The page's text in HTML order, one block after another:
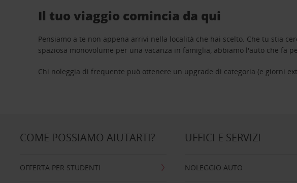
Il tuo viaggio comincia da qui
Pensiamo a te non appena arrivi nella località che hai scelto. Che tu stia
spaziosa monovolume per una vacanza in famiglia, abbiamo l'auto che fa
Chi noleggia di frequente può ottenere un upgrade di categoria (e giorni
COME POSSIAMO AIUTARTI?
OFFERTA PER STUDENTI
UFFICI E SERVIZI
NOLEGGIO AUTO